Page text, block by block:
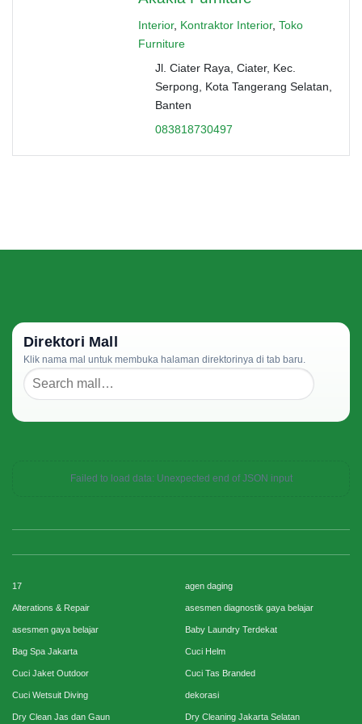
Interior, Kontraktor Interior, Toko
Furniture
Jl. Ciater Raya, Ciater, Kec.
Serpong, Kota Tangerang Selatan,
Banten
083818730497
Direktori Mall
Klik nama mal untuk membuka halaman direktorinya di tab baru.
Failed to load data: Unexpected end of JSON input
17 agen daging
Alterations & Repair asesmen diagnostik gaya belajar
asesmen gaya belajar Baby Laundry Terdekat
Bag Spa Jakarta Cuci Helm
Cuci Jaket Outdoor Cuci Tas Branded
Cuci Wetsuit Diving dekorasi
Dry Clean Jas dan Gaun Dry Cleaning Jakarta Selatan